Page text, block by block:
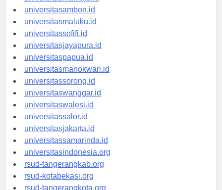
universitasmamuju.id
universitasambon.id
universitasmaluku.id
universitassofifi.id
universitasjayapura.id
universitaspapua.id
universitasmanokwari.id
universitassorong.id
universitaswanggar.id
universitaswalesi.id
universitassalor.id
universitasjakarta.id
universitassamarinda.id
universitasindonesia.org
rsud-tangerangkab.org
rsud-kotabekasi.org